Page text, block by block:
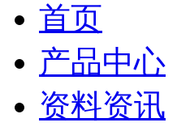
首页
产品中心
资料资讯